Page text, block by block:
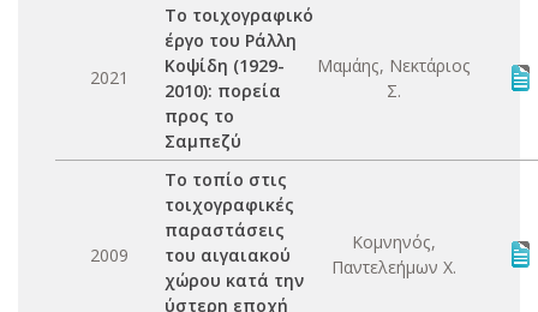
2021
Το τοιχογραφικό
έργο του Ράλλη
Κοψίδη (1929-
2010): πορεία
προς το
Σαμπεζύ
Μαμάης, Νεκτάριος
Σ.
2009
Το τοπίο στις
τοιχογραφικές
παραστάσεις
του αιγαιακού
χώρου κατά την
ύστερη εποχή
Κομνηνός,
Παντελεήμων Χ.